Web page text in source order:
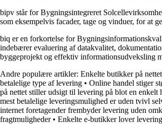
bipv står for Bygningsintegreret
som eksempelvis facader, tage og vinduer, for at
biq er en forkortelse for
indebærer evaluering af datakvalitet,
byggeprojekt og effektiv informationsudveksling
Andre populære artikler: Enkelte butikker på
betalelige type af levering • Online handel stiger
på nettet stiller udsigt til levering på blot en enkelt
mest betalelige leveringsmulighed er uden tvivl
internet foretagender frembyder levering uden
fragtmuligheder• Enkelte e-butikker lover